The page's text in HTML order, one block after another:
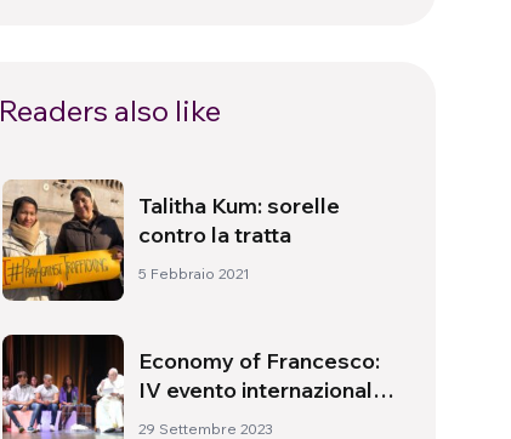
Readers also like
Talitha Kum: sorelle
contro la tratta
5 Febbraio 2021
Economy of Francesco:
IV evento internazionale
online da Assisi
29 Settembre 2023